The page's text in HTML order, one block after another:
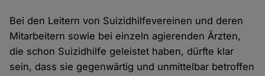
Bei den Leitern von Suizidhilfevereinen und deren
Mitarbeitern sowie bei einzeln agierenden Ärzten,
die schon Suizidhilfe geleistet haben, dürfte klar
sein, dass sie gegenwärtig und unmittelbar betroffen